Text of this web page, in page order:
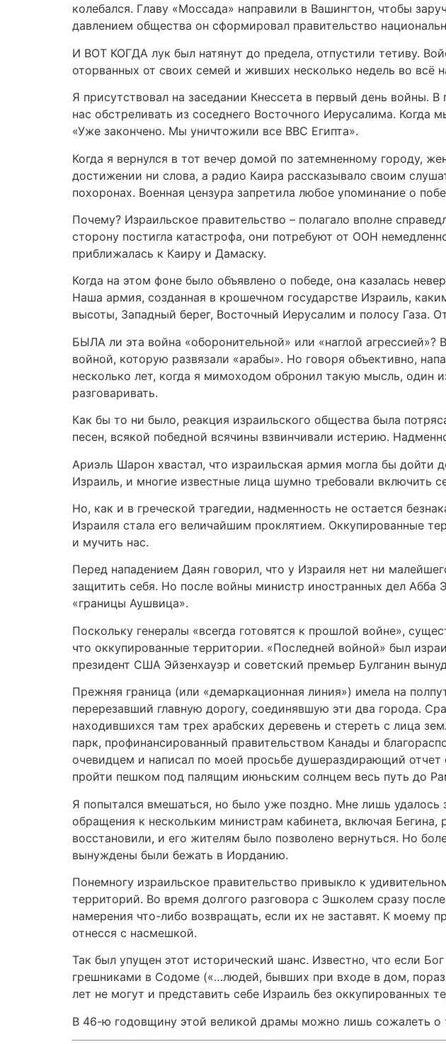
колебался. Главу «Моссада» направили в Вашингтон, чтобы
давлением общества он сформировал правительство
И ВОТ КОГДА лук был натянут до предела, отпустили тетиву.
оторванных от своих семей и живших несколько недель во всё
Я присутствовал на заседании Кнессета в первый день войны.
нас обстреливать из соседнего Восточного Иерусалима.
«Уже закончено. Мы уничтожили все ВВС Египта».
Когда я вернулся в тот вечер домой по затемненному городу,
достижении ни слова, а радио Каира рассказывало своим
похоронах. Военная цензура запретила любое упоминание о
Почему? Израильское правительство – полагало вполне
сторону постигла катастрофа, они потребуют от ООН
приближалась к Каиру и Дамаску.
Когда на этом фоне было объявлено о победе, она казалась
Наша армия, созданная в крошечном государстве Израиль,
высоты, Западный берег, Восточный Иерусалим и полосу Газа.
БЫЛА ли эта война «оборонительной» или «наглой
войной, которую развязали «арабы». Но говоря объективно,
несколько лет, когда я мимоходом обронил такую мысль, один
разговаривать.
Как бы то ни было, реакция израильского общества была
песен, всякой победной всячины взвинчивали истерию.
Ариэль Шарон хвастал, что израильская армия могла бы
Израиль, и многие известные лица шумно требовали включить
Но, как и в греческой трагедии, надменность не остается
Израиля стала его величайшим проклятием. Оккупированные
и мучить нас.
Перед нападением Даян говорил, что у Израиля нет ни
защитить себя. Но после войны министр иностранных дел Абба
«границы Аушвица».
Поскольку генералы «всегда готовятся к прошлой войне»,
что оккупированные территории. «Последней войной» был
президент США Эйзенхауэр и советский премьер Булганин
Прежняя граница (или «демаркационная линия») имела на
перерезавший главную дорогу, соединявшую эти два города.
находившихся там трех арабских деревень и стереть с лица
парк, профинансированный правительством Канады и
очевидцем и написал по моей просьбе душераздирающий
пройти пешком под палящим июньским солнцем весь путь до
Я попытался вмешаться, но было уже поздно. Мне лишь удалось
обращения к нескольким министрам кабинета, включая
восстановили, и его жителям было позволено вернуться. Но
вынуждены были бежать в Иорданию.
Понемногу израильское правительство привыкло к
территорий. Во время долгого разговора с Эшколем сразу
намерения что-либо возвращать, если их не заставят. К моему
отнесся с насмешкой.
Так был упущен этот исторический шанс. Известно, что если
грешниками в Содоме («…людей, бывших при входе в дом,
лет не могут и представить себе Израиль без оккупированных
В 46-ю годовщину этой великой драмы можно лишь сожалеть о